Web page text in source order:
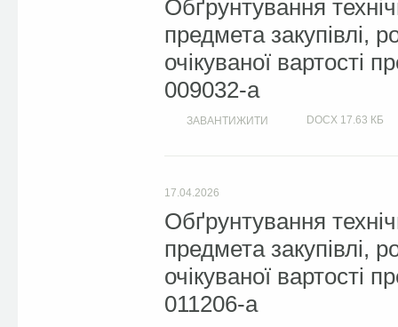
Обґрунтування
предмета закупівлі,
очікуваної вартості
009032-а
ЗАВАНТИЖИТИ DOCX 17.63 КБ
17.04.2026
Обґрунтування
предмета закупівлі,
очікуваної вартості
011206-а